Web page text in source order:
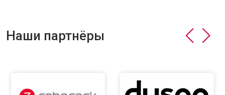
Наши партнёры